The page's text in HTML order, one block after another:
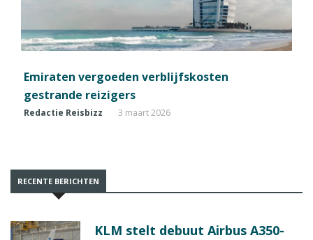
Emiraten vergoeden verblijfskosten
gestrande reizigers
Redactie Reisbizz 3 maart 2026
RECENTE BERICHTEN
KLM stelt debuut Airbus A350-